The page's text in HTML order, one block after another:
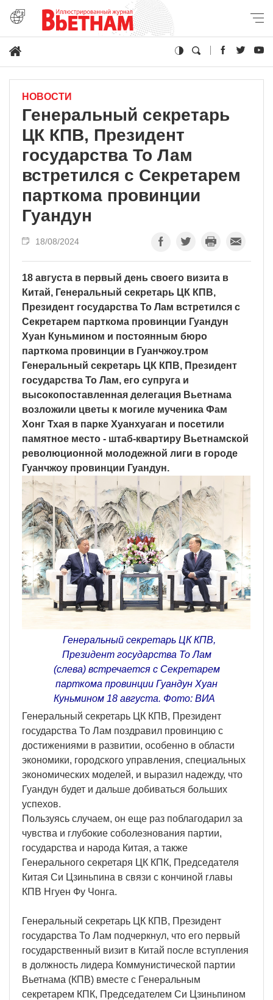
НОВОСТИ
Генеральный секретарь
ЦК КПВ, Президент
государства То Лам
встретился с Секретарем
парткома провинции
Гуандун
18/08/2024
18 августа в первый день своего визита в
Китай, Генеральный секретарь ЦК КПВ,
Президент государства То Лам встретился с
Секретарем парткома провинции Гуандун
Хуан Куньмином и постоянным бюро
парткома провинции в Гуанчжоу.тром
Генеральный секретарь ЦК КПВ, Президент
государства То Лам, его супруга и
высокопоставленная делегация Вьетнама
возложили цветы к могиле мученика Фам
Хонг Тхая в парке Хуанхуаган и посетили
памятное место - штаб-квартиру Вьетнамской
революционной молодежной лиги в городе
Гуанчжоу провинции Гуандун.
Генеральный секретарь ЦК КПВ,
Президент государства То Лам
(слева) встречается с Секретарем
парткома провинции Гуандун Хуан
Куньмином 18 августа. Фото: ВИA
Генеральный секретарь ЦК КПВ, Президент
государства То Лам поздравил провинцию с
достижениями в развитии, особенно в области
экономики, городского управления, специальных
экономических моделей, и выразил надежду, что
Гуандун будет и дальше добиваться больших
успехов.
Пользуясь случаем, он еще раз поблагодарил за
чувства и глубокие соболезнования партии,
государства и народа Китая, а также
Генерального секретаря ЦК КПК, Председателя
Китая Си Цзиньпина в связи с кончиной главы
КПВ Нгуен Фу Чонга.
Генеральный секретарь ЦК КПВ, Президент
государства То Лам подчеркнул, что его первый
государственный визит в Китай после вступления
в должность лидера Коммунистической партии
Вьетнама (КПВ) вместе с Генеральным
секретарем КПК, Председателем Си Цзиньпином